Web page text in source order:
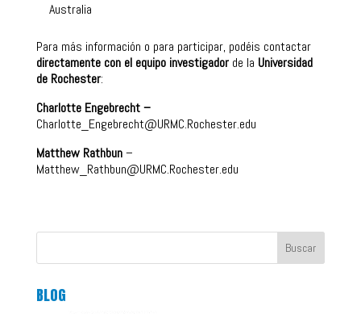
Australia
Para más información o para participar, podéis contactar
directamente con el equipo investigador de la Universidad
de Rochester:
Charlotte Engebrecht –
Charlotte_Engebrecht@URMC.Rochester.edu
Matthew Rathbun–
Matthew_Rathbun@URMC.Rochester.edu
Buscar
BLOG